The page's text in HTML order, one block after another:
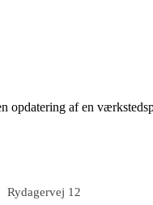
opdatering af en
Rydagervej 12